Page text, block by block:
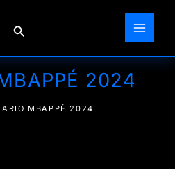
Buscar
2024
MBAPPÉ 2024